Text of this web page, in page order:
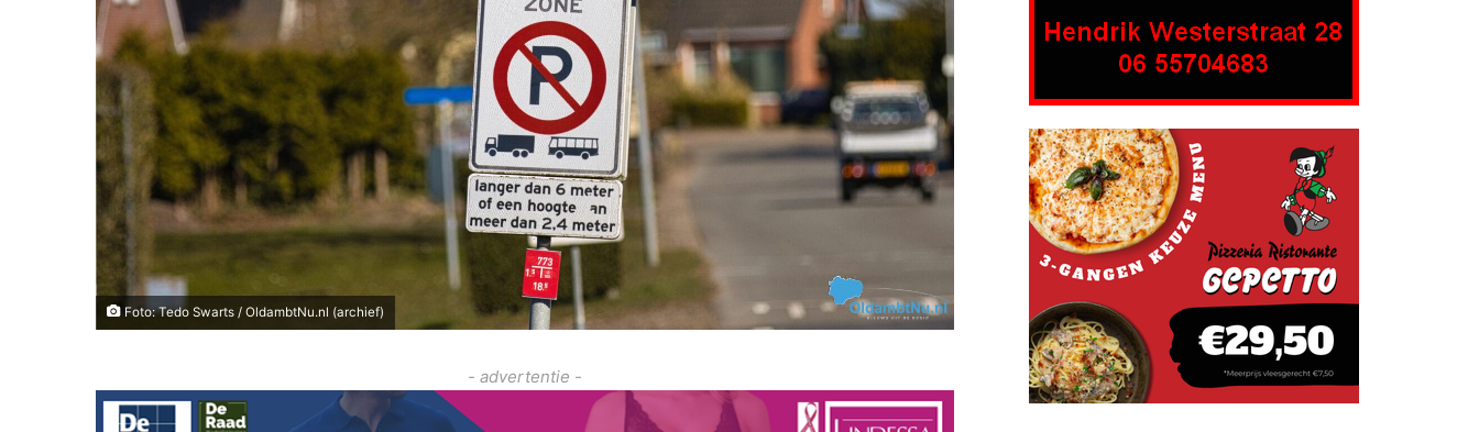
Foto: Tedo Swarts / OldambtNu.nl (archief)
- advertentie -